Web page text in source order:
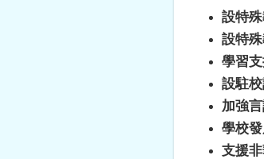
設特
設特
學習
設駐
加強
學校發
支援